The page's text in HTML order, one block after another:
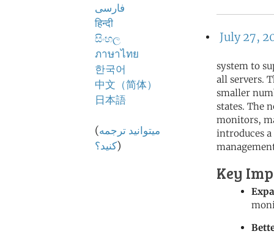
فارسی
हिन्दी
සිංහල
ภาษาไทย
한국어
中文（简体）
日本語
(میتوانید ترجمه
کنید؟)
July 27,
system to
all servers.
smaller
states. The
monitors,
introduces
Key